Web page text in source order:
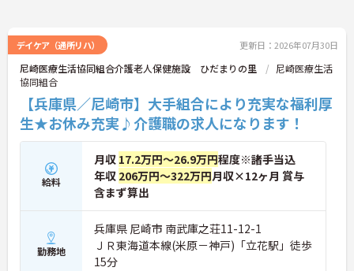
デイケア（通所リハ） 更新日：2026年07月30日
尼崎医療生活協同組合介護老人保健施設 ひだまりの里
尼崎医療生活
協同組合
【兵庫県／尼崎市】大手組合により充実な福利厚
生★お休み充実♪介護職の求人になります！
給料
月収 17.2万円～26.9万円程度※諸手当込
年収 206万円～322万円月収×12ヶ月 賞与
含まず算出
勤務地
兵庫県 尼崎市 南武庫之荘11-12-1
ＪＲ東海道本線(米原－神戸)「立花駅」徒歩
15分